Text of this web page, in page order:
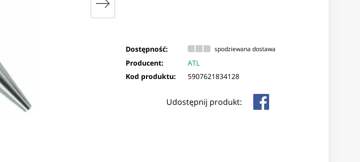
Dostępność: spodziewana dostawa
Producent:
ATL
Kod produktu:
5907621834128
Udostępnij produkt: